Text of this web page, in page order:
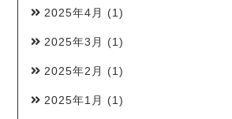
2025年4月 (1)
2025年3月 (1)
2025年2月 (1)
2025年1月 (1)